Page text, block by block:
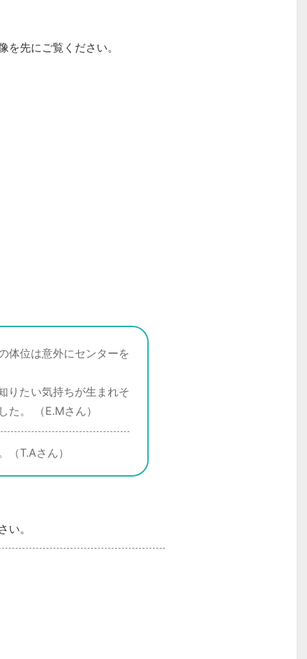
先にご覧ください。
位は意外にセンターを
りたい気持ちが生まれそ
。 （E.Mさん）
T.Aさん）
い。